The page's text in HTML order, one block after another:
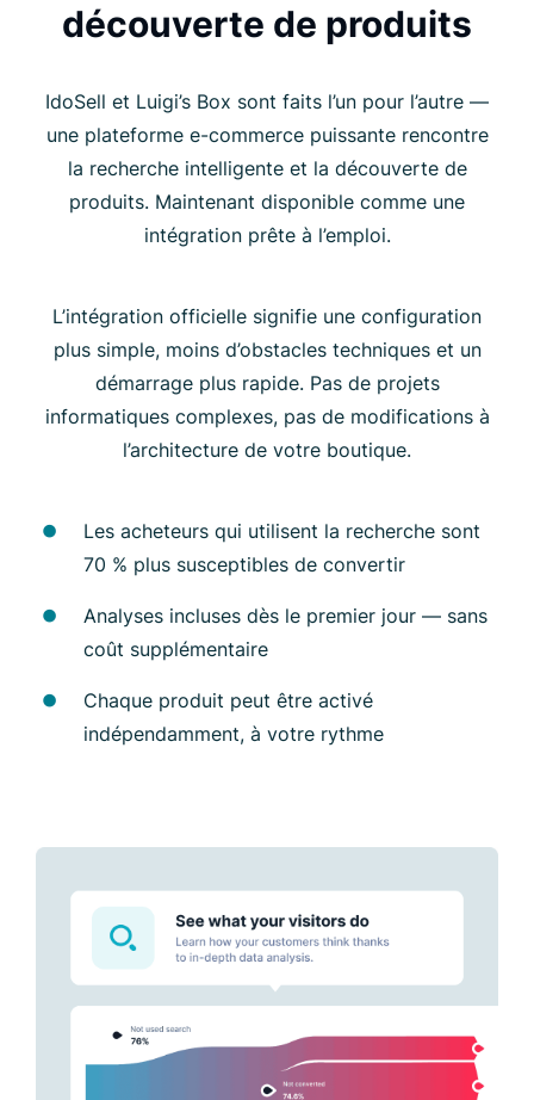
découverte de produits
IdoSell et Luigi’s Box sont faits l’un pour l’autre —
une plateforme e-commerce puissante rencontre
la recherche intelligente et la découverte de
produits. Maintenant disponible comme une
intégration prête à l’emploi.
L’intégration officielle signifie une configuration
plus simple, moins d’obstacles techniques et un
démarrage plus rapide. Pas de projets
informatiques complexes, pas de modifications à
l’architecture de votre boutique.
Les acheteurs qui utilisent la recherche sont
70 % plus susceptibles de convertir
Analyses incluses dès le premier jour — sans
coût supplémentaire
Chaque produit peut être activé
indépendamment, à votre rythme